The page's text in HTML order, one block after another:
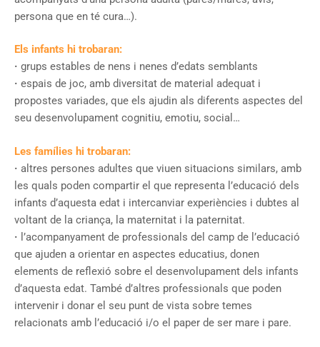
persona que en té cura…).
Els infants hi trobaran:
· grups estables de nens i nenes d’edats semblants
· espais de joc, amb diversitat de material adequat i
propostes variades, que els ajudin als diferents aspectes del
seu desenvolupament cognitiu, emotiu, social…
Les famílies hi trobaran:
· altres persones adultes que viuen situacions similars, amb
les quals poden compartir el que representa l’educació dels
infants d’aquesta edat i intercanviar experiències i dubtes al
voltant de la criança, la maternitat i la paternitat.
· l’acompanyament de professionals del camp de l’educació
que ajuden a orientar en aspectes educatius, donen
elements de reflexió sobre el desenvolupament dels infants
d’aquesta edat. També d’altres professionals que poden
intervenir i donar el seu punt de vista sobre temes
relacionats amb l’educació i/o el paper de ser mare i pare.